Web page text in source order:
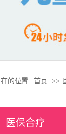
的位置 首页 >>
医保合疗